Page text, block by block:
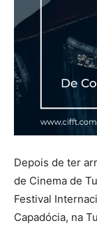
Depois de ter
de Cinema de
Festival
Capadócia, na